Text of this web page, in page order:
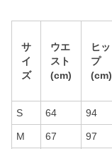
サ
イ
ズ
ウエ
スト
(cm)
ヒッ
プ
(cm)
S 64 94
M 67 97